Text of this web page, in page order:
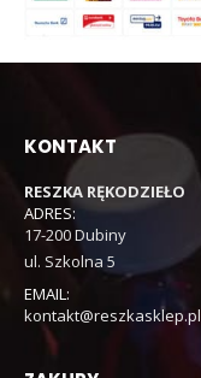
KONTAKT
RESZKA RĘKODZIEŁO
ADRES:
17-200 Dubiny
ul. Szkolna 5
EMAIL:
kontakt@reszkasklep.pl